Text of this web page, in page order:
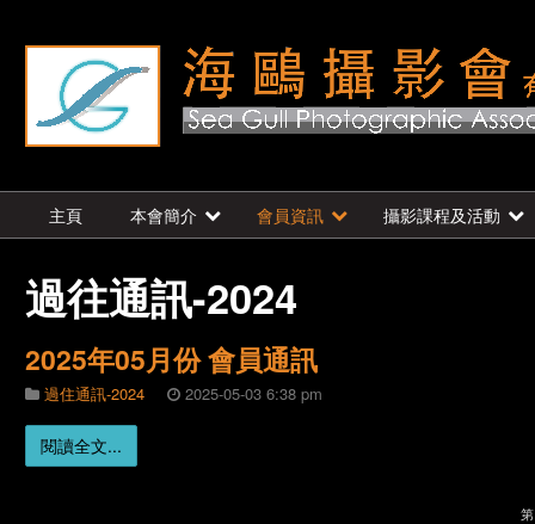
主頁 本會簡介 會員資訊 攝影課程及活動
過往通訊-2024
2025年05月份 會員通訊
過住通訊-2024 2025-05-03 6:38 pm
閱讀全文...